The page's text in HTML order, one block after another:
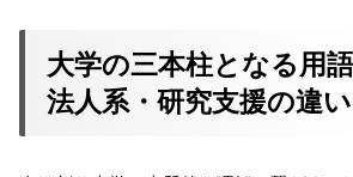
大学の三本柱となる用
法人系・研究支援の違い